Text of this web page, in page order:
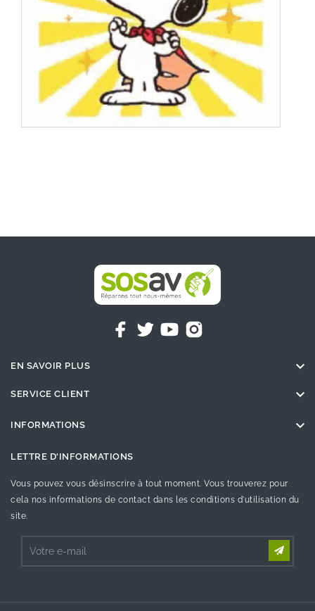
EN SAVOIR PLUS 
SERVICE CLIENT 
INFORMATIONS 
LETTRE D'INFORMATIONS
Vous pouvez vous désinscrire à tout moment. Vous trouverez pour
cela nos informations de contact dans les conditions d'utilisation du
site.